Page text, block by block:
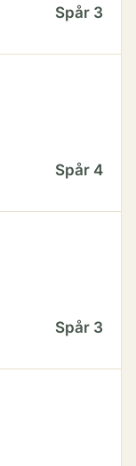
Spår 3
Spår 4
Spår 3